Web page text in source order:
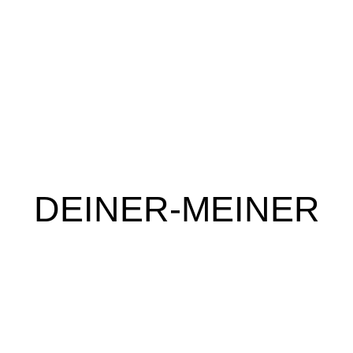
DEINER-MEINER